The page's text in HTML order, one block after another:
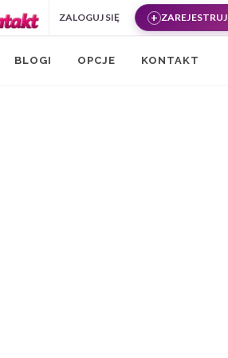
ZALOGUJ SIĘ
BLOGI OPCJE KONTAKT